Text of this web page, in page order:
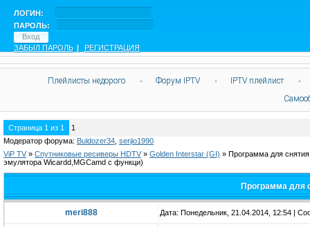
ЛОГИН:
ПАРОЛЬ:
ЗАБЫЛ ПАРОЛЬ | РЕГИСТРАЦИЯ
Плейлисты недорого · Форум IPTV · IPTV плейлист
·
Страница 1 из 1
1
Модератор форума: Buldozer34 serjio1990
ViP TV » Спутниковые ресиверы HDTV » Golden Interstar (GI) » Программа для
эмулятора Wicardd,MGCamd с функци)
Программа для
meri888 Дата: Понедельник, 21.04.2014, 12:54 |